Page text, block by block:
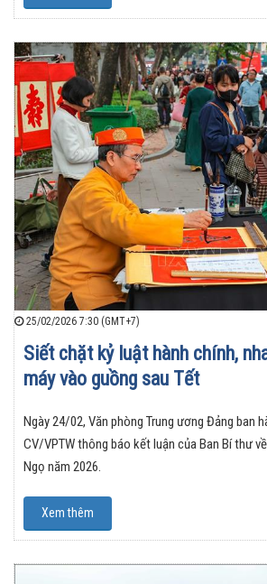
25/02/2026 7:30 (GMT+7)
Siết chặt kỷ luật hành chính,
máy vào guồng sau Tết
Ngày 24/02, Văn phòng Trung ương Đảng ban
CV/VPTW thông báo kết luận của Ban Bí thư
Ngọ năm 2026.
Xem thêm